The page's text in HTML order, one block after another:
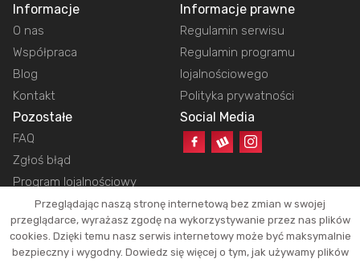
Informacje
O nas
Współpraca
Blog
Kontakt
Informacje prawne
Regulamin serwisu
Regulamin programu
lojalnościowego
Polityka prywatności
Pozostałe
FAQ
Zgłoś błąd
Program lojalnościowy
Social Media
Copyright © 2026 HotShops.pl - Wszelkie prawa zastrzeżone.
Jako partnerzy możemy otrzymać prowizję za dokonanie zakupów z naszych
Przeglądając naszą stronę internetową bez zmian w swojej
przeglądarce, wyrażasz zgodę na wykorzystywanie przez nas plików
cookies. Dzięki temu nasz serwis internetowy może być maksymalnie
bezpieczny i wygodny. Dowiedz się więcej o tym, jak używamy plików